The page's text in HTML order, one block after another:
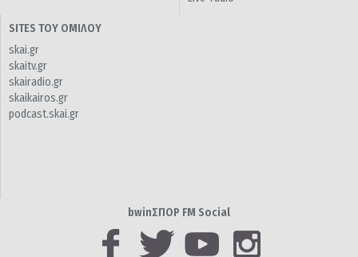
SITES ΤΟΥ ΟΜΙΛΟΥ
skai.gr
skaitv.gr
skairadio.gr
skaikairos.gr
podcast.skai.gr
bwinΣΠΟΡ FM Social